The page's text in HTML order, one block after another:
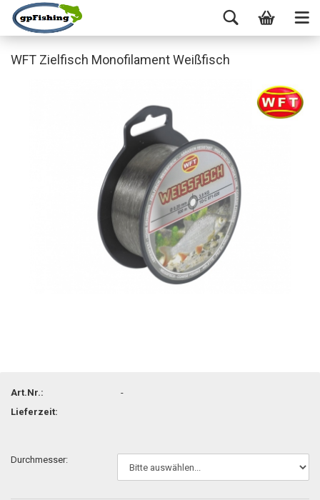
WFT Zielfisch Monofilament Weißfisch
Art.Nr.:
-
Lieferzeit:
Durchmesser: